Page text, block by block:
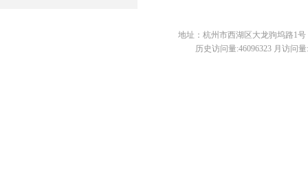
地址：杭州市西湖区大龙驹坞路1号
历史访问量:46096323 月访问